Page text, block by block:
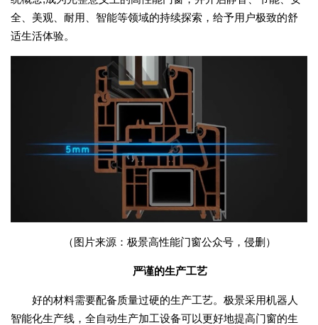
全、美观、耐用、智能等领域的持续探索，给予用户极致的舒
适生活体验。
（图片来源：极景高性能门窗公众号，侵删）
严谨的生产工艺
好的材料需要配备质量过硬的生产工艺。极景采用机器人
智能化生产线，全自动生产加工设备可以更好地提高门窗的生